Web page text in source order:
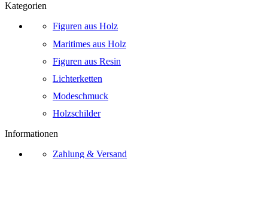
Kategorien
Figuren aus Holz
Maritimes aus Holz
Figuren aus Resin
Lichterketten
Modeschmuck
Holzschilder
Informationen
Zahlung & Versand